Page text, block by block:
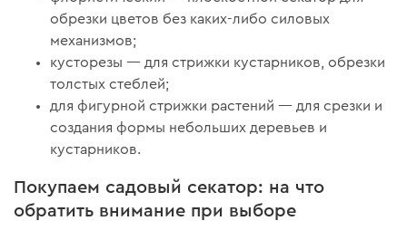
обрезки цветов без каких-либо силовых
механизмов;
кусторезы — для стрижки кустарников, обрезки
толстых стеблей;
для фигурной стрижки растений — для срезки и
создания формы небольших деревьев и
кустарников.
Покупаем садовый секатор: на что
обратить внимание при выборе